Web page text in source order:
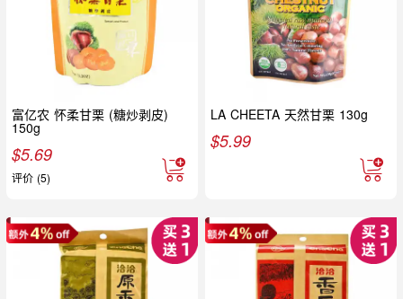
富亿农 怀柔甘栗 (糖炒剥皮)
150g
$5.69
评价 (5)
LA CHEETA 天然甘栗 130g
$5.99